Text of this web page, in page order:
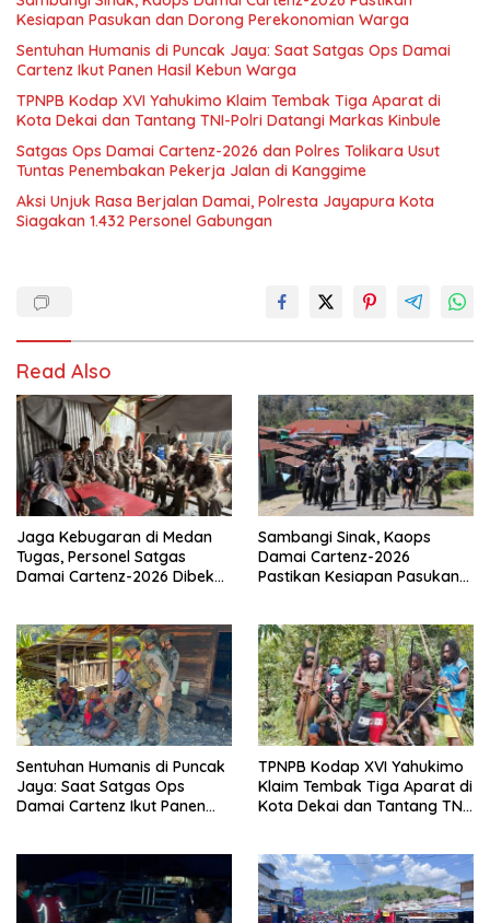
Kesiapan Pasukan dan Dorong Perekonomian Warga
Sentuhan Humanis di Puncak Jaya: Saat Satgas Ops Damai
Cartenz Ikut Panen Hasil Kebun Warga
TPNPB Kodap XVI Yahukimo Klaim Tembak Tiga Aparat di
Kota Dekai dan Tantang TNI-Polri Datangi Markas Kinbule
Satgas Ops Damai Cartenz-2026 dan Polres Tolikara Usut
Tuntas Penembakan Pekerja Jalan di Kanggime
Aksi Unjuk Rasa Berjalan Damai, Polresta Jayapura Kota
Siagakan 1.432 Personel Gabungan
Read Also
Jaga Kebugaran di Medan
Tugas, Personel Satgas
Damai Cartenz-2026 Dibekali
Sambangi Sinak, Kaops
Damai Cartenz-2026
Pastikan Kesiapan Pasukan
Sentuhan Humanis di Puncak
Jaya: Saat Satgas Ops
Damai Cartenz Ikut Panen
TPNPB Kodap XVI Yahukimo
Klaim Tembak Tiga Aparat di
Kota Dekai dan Tantang TNI-